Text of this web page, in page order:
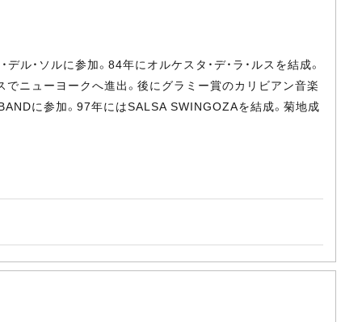
・ソルに参加。84年にオルケスタ・デ・ラ・ルスを結成。
でニューヨークへ進出。後にグラミー賞のカリビアン音楽
に参加。97年にはSALSA SWINGOZAを結成。菊地成